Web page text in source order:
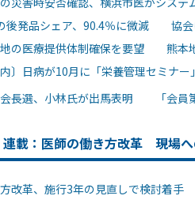
後発品シェア、90.4％に微減 協会
の医療提供体制確保を要望 熊本地
内〕日病が10月に「栄養管理セミナー」
会長選、小林氏が出馬表明 「会員
連載：医師の働き方改革 現場
改革、施行3年の見直しで検討着